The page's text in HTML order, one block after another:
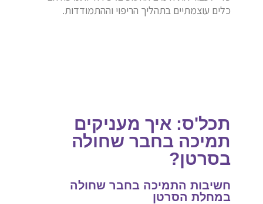
כלים עוצמתיים בתהליך הריפוי וההתמודדות.
תכל'ס: איך מעניקים
תמיכה בחבר שחולה
בסרטן?
חשיבות התמיכה בחבר שחולה
במחלת הסרטן